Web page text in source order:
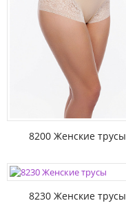
8200 Женские трусы
8230 Женские трусы